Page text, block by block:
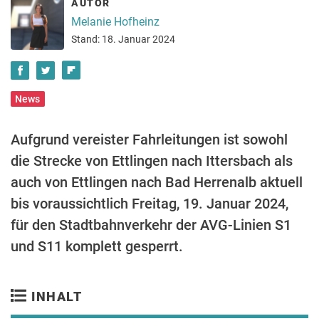
AUTOR
Melanie Hofheinz
Stand: 18. Januar 2024
News
Aufgrund vereister Fahrleitungen ist sowohl
die Strecke von Ettlingen nach Ittersbach als
auch von Ettlingen nach Bad Herrenalb aktuell
bis voraussichtlich Freitag, 19. Januar 2024,
für den Stadtbahnverkehr der AVG-Linien S1
und S11 komplett gesperrt.
INHALT